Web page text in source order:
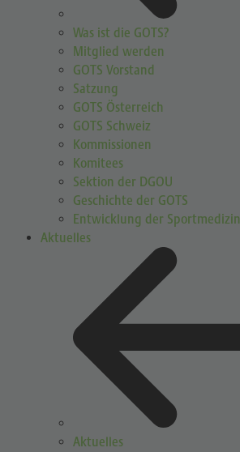
Was ist die GOTS?
Mitglied werden
GOTS Vorstand
Satzung
GOTS Österreich
GOTS Schweiz
Kommissionen
Komitees
Sektion der DGOU
Geschichte der GOTS
Entwicklung der Sportmedizin
Aktuelles
Aktuelles